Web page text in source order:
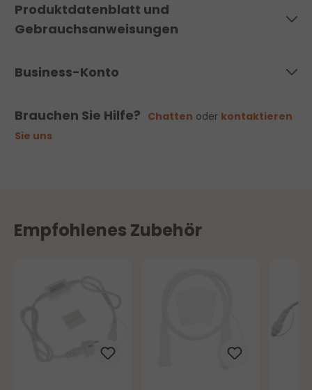
Produktdatenblatt und
Gebrauchsanweisungen
Business-Konto
Brauchen Sie Hilfe? Chatten oder kontaktieren
Sie uns
Empfohlenes Zubehör